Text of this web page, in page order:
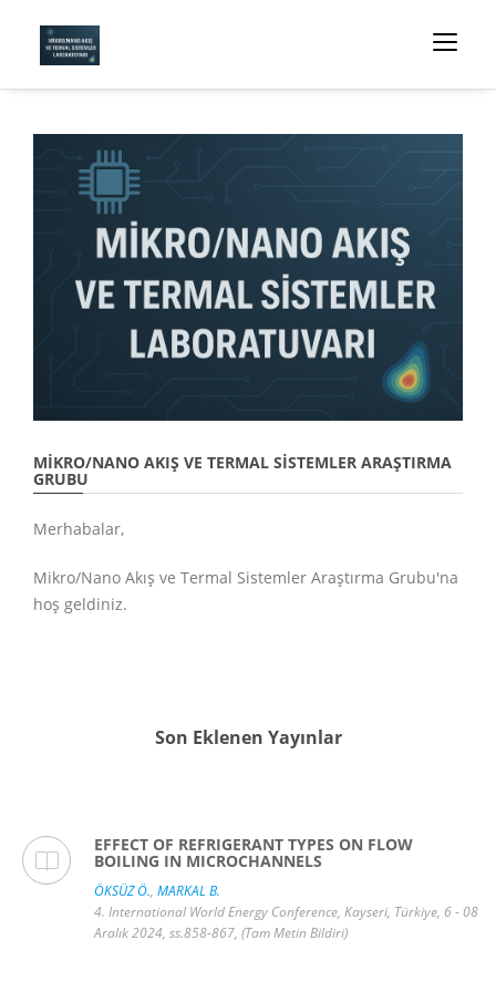
MIKRO/NANO AKIŞ VE TERMAL SISTEMLER ARAŞTIRMA
GRUBU
Merhabalar,
Mikro/Nano Akış ve Termal Sistemler Araştırma Grubu'na
hoş geldiniz.
Son Eklenen Yayınlar
EFFECT OF REFRIGERANT TYPES ON FLOW
BOILING IN MICROCHANNELS
ÖKSÜZ Ö., MARKAL B.
4. International World Energy Conference, Kayseri, Türkiye, 6 - 08
Aralık 2024, ss.858-867, (Tam Metin Bildiri)